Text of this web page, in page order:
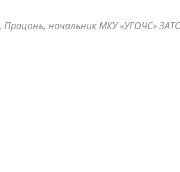
Працонь, начальник МКУ «УГОЧС»